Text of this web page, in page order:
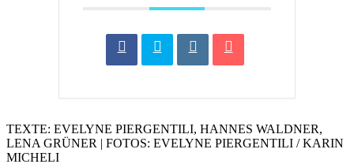
TEXTE: EVELYNE PIERGENTILI, HANNES WALDNER,
LENA GRÜNER | FOTOS: EVELYNE PIERGENTILI / KARIN
MICHELI